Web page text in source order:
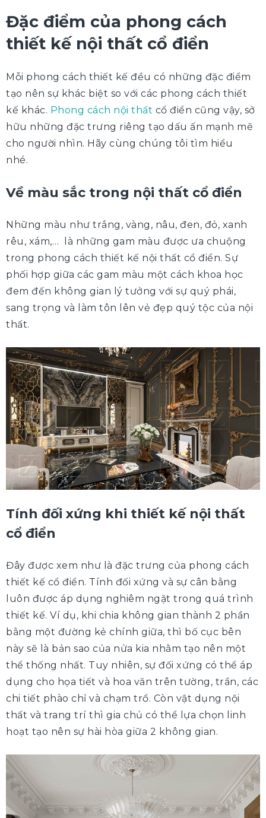
Đặc điểm của phong cách
thiết kế nội thất cổ điển
Mỗi phong cách thiết kế đều có những đặc điểm
tạo nên sự khác biệt so với các phong cách thiết
kế khác. Phong cách nội thất cổ điển cũng vậy, sở
hữu những đặc trưng riêng tạo dấu ấn mạnh mẽ
cho người nhìn. Hãy cùng chúng tôi tìm hiểu
nhé.
Về màu sắc trong nội thất cổ điển
Những màu như trắng, vàng, nâu, đen, đỏ, xanh
rêu, xám,… là những gam màu được ưa chuộng
trong phong cách thiết kế nội thất cổ điển. Sự
phối hợp giữa các gam màu một cách khoa học
đem đến không gian lý tưởng với sự quý phái,
sang trọng và làm tôn lên vẻ đẹp quý tộc của nội
thất.
Tính đối xứng khi thiết kế nội thất
cổ điển
Đây được xem như là đặc trưng của phong cách
thiết kế cổ điển. Tính đối xứng và sự cân bằng
luôn được áp dụng nghiêm ngặt trong quá trình
thiết kế. Ví dụ, khi chia không gian thành 2 phần
bằng một đường kẻ chính giữa, thì bố cục bên
này sẽ là bản sao của nửa kia nhằm tạo nên một
thể thống nhất. Tuy nhiên, sự đối xứng có thể áp
dụng cho họa tiết và hoa văn trên tường, trần, các
chi tiết phào chỉ và chạm trổ. Còn vật dụng nội
thất và trang trí thì gia chủ có thể lựa chọn linh
hoạt tạo nên sự hài hòa giữa 2 không gian.